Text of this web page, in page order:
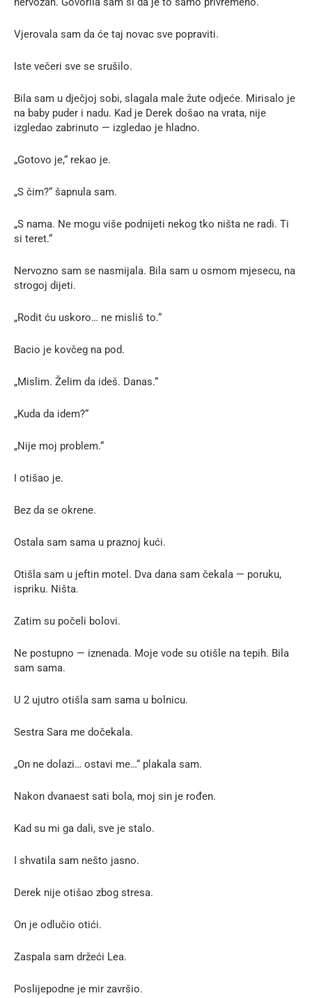
Vjerovala sam da će taj novac sve popraviti.
Iste večeri sve se srušilo.
Bila sam u dječjoj sobi, slagala male žute odjeće. Mirisalo je
na baby puder i nadu. Kad je Derek došao na vrata, nije
izgledao zabrinuto — izgledao je hladno.
„Gotovo je,“ rekao je.
„S čim?“ šapnula sam.
„S nama. Ne mogu više podnijeti nekog tko ništa ne radi. Ti
si teret.“
Nervozno sam se nasmijala. Bila sam u osmom mjesecu, na
strogoj dijeti.
„Rodit ću uskoro… ne misliš to.“
Bacio je kovčeg na pod.
„Mislim. Želim da ideš. Danas.“
„Kuda da idem?“
„Nije moj problem.“
I otišao je.
Bez da se okrene.
Ostala sam sama u praznoj kući.
Otišla sam u jeftin motel. Dva dana sam čekala — poruku,
ispriku. Ništa.
Zatim su počeli bolovi.
Ne postupno — iznenada. Moje vode su otišle na tepih. Bila
sam sama.
U 2 ujutro otišla sam sama u bolnicu.
Sestra Sara me dočekala.
„On ne dolazi… ostavi me…“ plakala sam.
Nakon dvanaest sati bola, moj sin je rođen.
Kad su mi ga dali, sve je stalo.
I shvatila sam nešto jasno.
Derek nije otišao zbog stresa.
On je odlučio otići.
Zaspala sam držeći Lea.
Poslijepodne je mir završio.